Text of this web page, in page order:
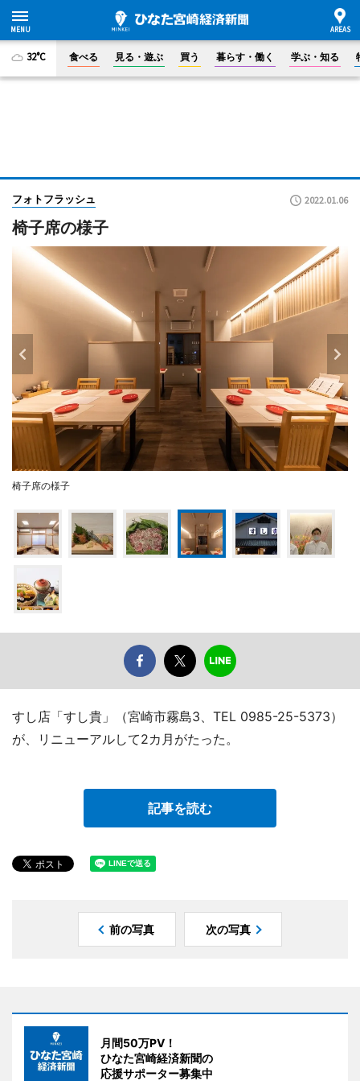
32°C 食べる 見る・遊ぶ 買う 暮らす・働く 学ぶ・知る
フォトフラッシュ 2022.01.06
椅子席の様子
椅子席の様子
すし店「すし貴」（宮崎市霧島3、TEL 0985-25-5373）
が、リニューアルして2カ月がたった。
記事を読む
前の写真 次の写真
月間50万PV！
ひなた宮崎経済新聞の
応援サポーター募集中